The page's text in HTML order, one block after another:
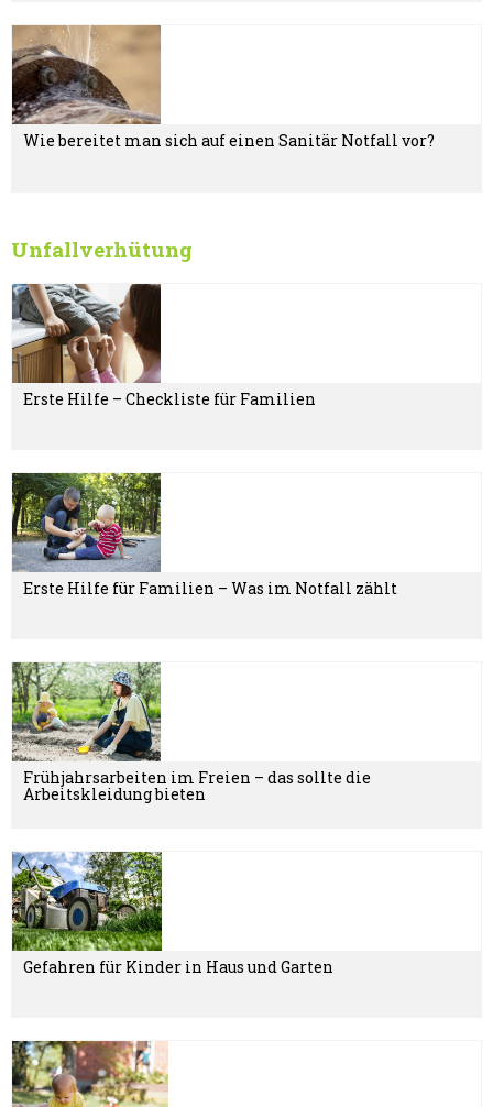
Wie bereitet man sich auf einen Sanitär Notfall vor?
Unfallverhütung
Erste Hilfe – Checkliste für Familien
Erste Hilfe für Familien – Was im Notfall zählt
Frühjahrsarbeiten im Freien – das sollte die
Arbeitskleidung bieten
Gefahren für Kinder in Haus und Garten